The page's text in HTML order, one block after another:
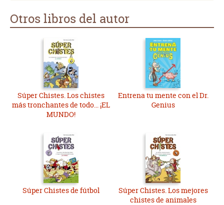
Otros libros del autor
Súper Chistes. Los chistes
más tronchantes de todo... ¡EL
MUNDO!
Entrena tu mente con el Dr.
Genius
Súper Chistes de fútbol
Súper Chistes. Los mejores
chistes de animales